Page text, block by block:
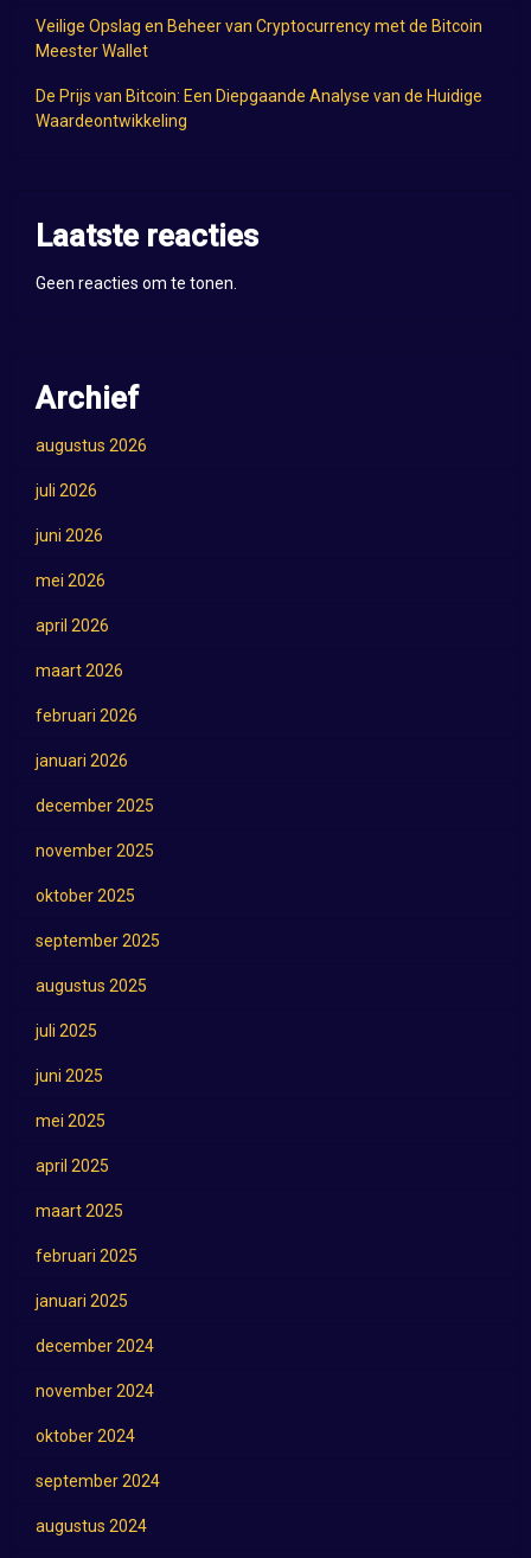
Veilige Opslag en Beheer van Cryptocurrency met de Bitcoin
Meester Wallet
De Prijs van Bitcoin: Een Diepgaande Analyse van de Huidige
Waardeontwikkeling
Laatste reacties
Geen reacties om te tonen.
Archief
augustus 2026
juli 2026
juni 2026
mei 2026
april 2026
maart 2026
februari 2026
januari 2026
december 2025
november 2025
oktober 2025
september 2025
augustus 2025
juli 2025
juni 2025
mei 2025
april 2025
maart 2025
februari 2025
januari 2025
december 2024
november 2024
oktober 2024
september 2024
augustus 2024